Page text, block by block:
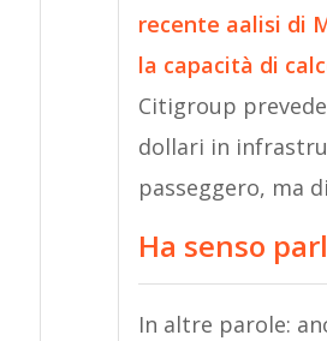
recente aalisi di
la capacità di
Citigroup
dollari in
passeggero, ma
Ha senso
In altre parole: